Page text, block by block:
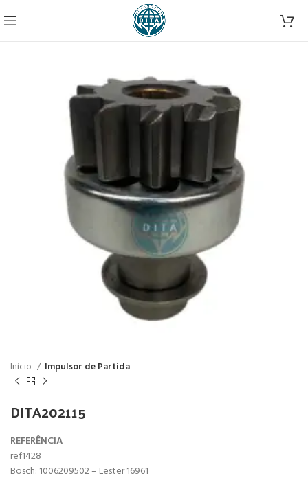
Início Impulsor de Partida
DITA202115
REFERÊNCIA
ref1428
Bosch: 1006209502 – Lester 16961